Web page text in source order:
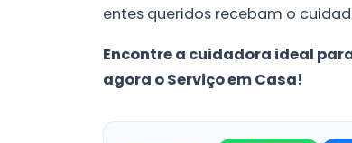
entes queridos recebam o
Encontre a cuidadora ideal
agora o Serviço em Casa!